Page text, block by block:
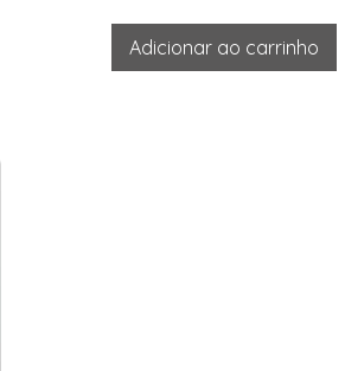
Adicionar ao carrinho